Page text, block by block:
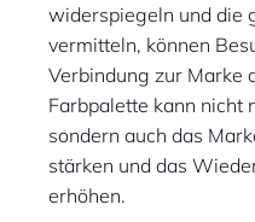
widerspiegeln und die
vermitteln, können
Verbindung zur Marke
Farbpalette kann nicht
sondern auch das
stärken und das
erhöhen.